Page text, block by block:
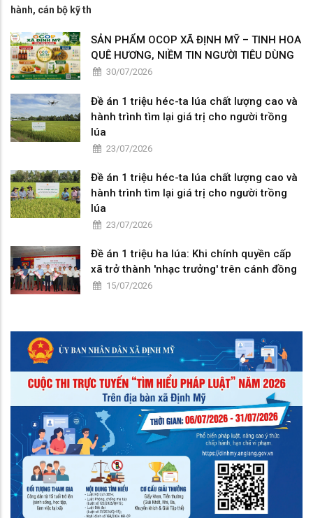
hành, cán bộ kỹ th
SẢN PHẨM OCOP XÃ ĐỊNH MỸ – TINH HOA
QUÊ HƯƠNG, NIỀM TIN NGƯỜI TIÊU DÙNG
30/07/2026
Đề án 1 triệu héc-ta lúa chất lượng cao và
hành trình tìm lại giá trị cho người trồng
lúa
23/07/2026
Đề án 1 triệu héc-ta lúa chất lượng cao và
hành trình tìm lại giá trị cho người trồng
lúa
23/07/2026
Đề án 1 triệu ha lúa: Khi chính quyền cấp
xã trở thành 'nhạc trưởng' trên cánh đồng
15/07/2026